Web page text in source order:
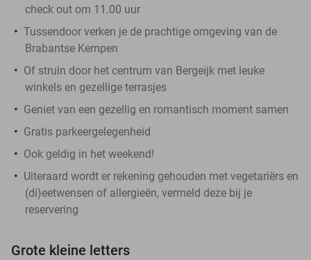
check out om 11.00 uur
Tussendoor verken je de prachtige omgeving van de
Brabantse Kempen
Of struin door het centrum van Bergeijk met leuke
winkels en gezellige terrasjes
Geniet van een gezellig en romantisch moment samen
Gratis parkeergelegenheid
Ook geldig in het weekend!
Uiteraard wordt er rekening gehouden met vegetariërs en
(di)eetwensen of allergieën, vermeld deze bij je
reservering
Grote kleine letters